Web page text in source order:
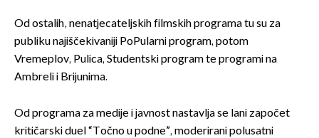
Od ostalih, nenatjecateljskih filmskih programa tu su za
publiku najiščekivaniji PoPularni program, potom
Vremeplov, Pulica, Studentski program te programi na
Ambreli i Brijunima.
Od programa za medije i javnost nastavlja se lani započet
kritičarski duel “Točno u podne”, moderirani polusatni